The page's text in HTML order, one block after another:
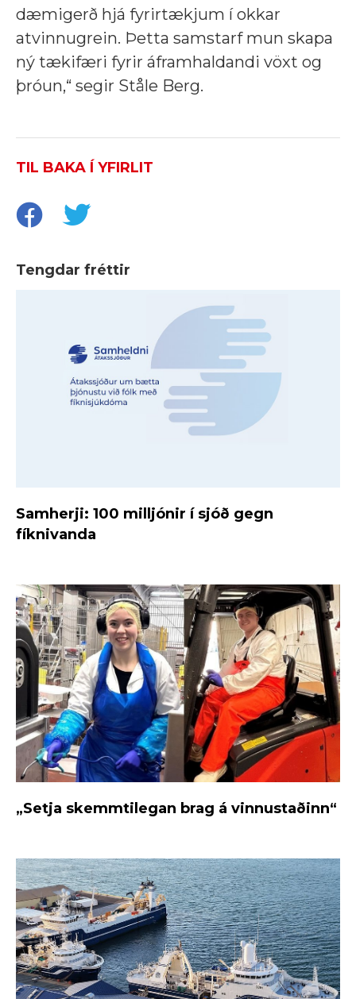
dæmigerð hjá fyrirtækjum í okkar
atvinnugrein. Þetta samstarf mun skapa
ný tækifæri fyrir áframhaldandi vöxt og
þróun,“ segir Ståle Berg.
TIL BAKA Í YFIRLIT
Tengdar fréttir
Samherji: 100 milljónir í sjóð gegn
fíknivanda
„Setja skemmtilegan brag á vinnustaðinn“